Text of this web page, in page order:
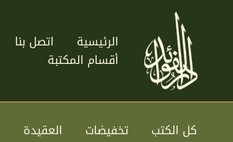
الرئيسية
اتصل بنا
أقسام المكتبة
كل الكتب تخفيضات العقيدة